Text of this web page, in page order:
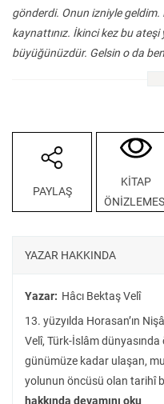
gönderdi. Onun izniyle
kaynattınız. İkinci kez bu ateşi
büyüğünüzdür. Gelsin o da
dini kuvvetli ise o ateşten
onların yanında (karşı
Can Baba o keşişin elini tutup
yürüdüler. Keşiş “Ey gerçek er!
Çocuklarım sana emanet.”
kaldı. Dördüncü gün ateş biraz
gördüler. Gülü Han “Rahip
bıraktı. “Bize elini verdi.
Milletlerin manevi kültür
PAYLAŞ
KİTAP
YAZAR HAKKINDA
Yazar: Hâcı Bektaş Velî
13. yüzyılda Horasan’ın
Velî, Türk-İslâm
günümüze kadar ulaşan,
yolunun öncüsü olan tarihî
hakkında devamını oku